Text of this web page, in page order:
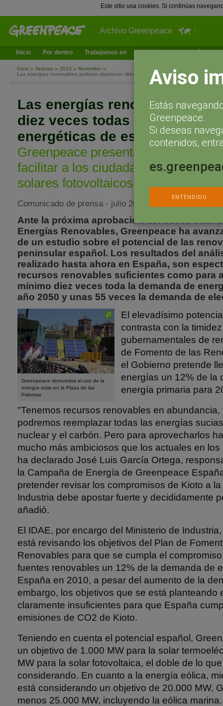
Este sitio usa cookies. Si continúas
Archivo Greenpeace
Inicio Por dentro Trabajamos en ¿Qué puedes hacer tú?
Inicio Noticias 2010
November
Las energías renovables podrían abastecer diez veces todas las necesidades
Las energías renovables
diez veces todas las
energéticas de españa
Greenpeace presenta también una
facilitar a los ciudadanos la
solares fotovoltaicos
Comunicado de prensa - julio 20, 2005
Ante la próxima aprobación del nuevo Plan
Energías Renovables, Greenpeace ha
de un estudio sobre el potencial de las
peninsular español. Los resultados del
realizado hasta ahora en España, son
recursos renovables suficientes como para
mínimo diez veces toda la demanda de
año 2050 y unas 55 veces la demanda de
Greenpeace demuestra el uso de la
energía solar en la Plaza de las
Palomas
El elevadísimo
contrasta con la
gubernamentales de
de Fomento de las
el Gobierno pretende
energías un 12% de la
energía primaria para
"Tenemos recursos renovables en
podremos reemplazar todas las energías
nuclear y el carbón. Pero para aprovecharlos
mucho más ambiciosos que los actuales en
ha declarado José Luis García Ortega,
la Campaña de Energía de Greenpeace
pretender revisar los compromisos de Kioto a
Industria debe apostar fuerte y decididamente
añadió.
El IDAE, por encargo del Ministerio de
está revisando los objetivos del Plan de
Renovables para que se cumpla el
fuentes renovables un 12% de la demanda de
España en 2010, a pesar del aumento de la
embargo, los objetivos que se está planteando
claramente insuficientes para que España
emisiones de CO2 de Kioto.
Teniendo en cuenta el potencial español,
un objetivo de 1.000 MW para la solar
MW para la solar fotovoltaica, el doble de lo
considerando. En cuanto a la energía eólica,
está considerando un objetivo de 20.000 MW,
menos 25.000 MW, incluyendo la eólica
Aviso
Estás
Greenpeace.
Si deseas
contenidos,
ENTENDIDO